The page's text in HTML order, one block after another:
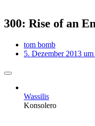
300: Rise of an
tom bomb
5. Dezember 2013
Wassilis
Konsolero